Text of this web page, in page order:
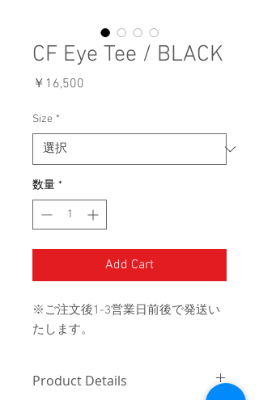
CF Eye Tee / BLACK
￥16,500
Size *
数量 *
Add Cart
※ご注文後1-3営業日前後で発送い
たします。
Product Details